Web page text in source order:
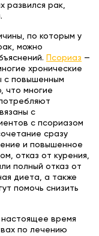
развился рак,
по которым у
можно
Псориаз —
хронические
с повышенным
что многие
с
с псориазом
сразу
и повышенное
отказ от курения,
полный отказ от
диета, а также
помочь снизить
время
по лечению